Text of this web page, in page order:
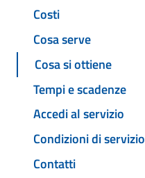
Costi
Cosa serve
Cosa si ottiene
Tempi e scadenze
Accedi al servizio
Condizioni di servizio
Contatti